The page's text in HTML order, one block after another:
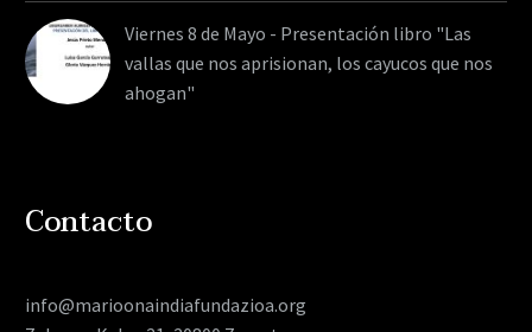
Viernes 8 de Mayo - Presentación libro "Las
vallas que nos aprisionan, los cayucos que nos
ahogan"
Contacto
info@marioonaindiafundazioa.org